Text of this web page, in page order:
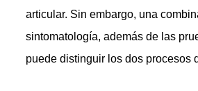
articular. Sin embargo, una
sintomatología, además de las
puede distinguir los dos procesos